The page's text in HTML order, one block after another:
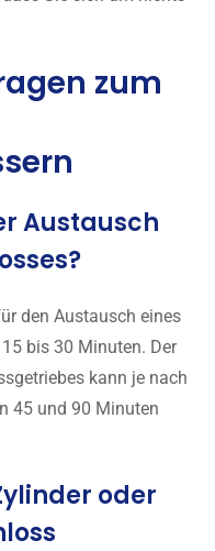
zum
Austausch
den Austausch eines
bis 30 Minuten. Der
kann je nach
45 und 90 Minuten
oder